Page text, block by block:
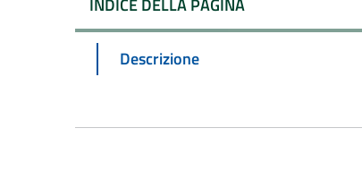
INDICE DELLA PAGINA
Descrizione